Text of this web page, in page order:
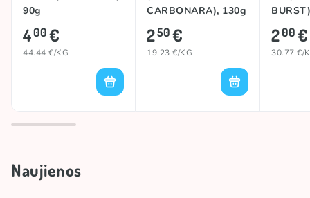
90g
400€
44.44 €/KG
CARBONARA), 130g
250€
19.23 €/KG
200€
30.77 €/
Naujienos